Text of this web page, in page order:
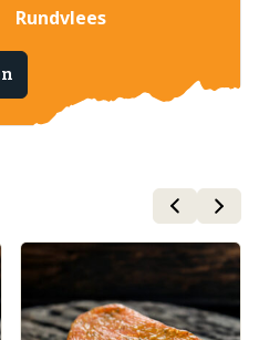
Rundvlees